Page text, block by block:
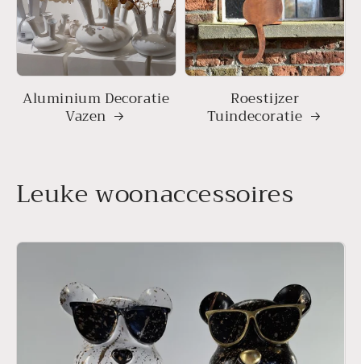
Aluminium Decoratie
Vazen
Roestijzer
Tuindecoratie
Leuke woonaccessoires